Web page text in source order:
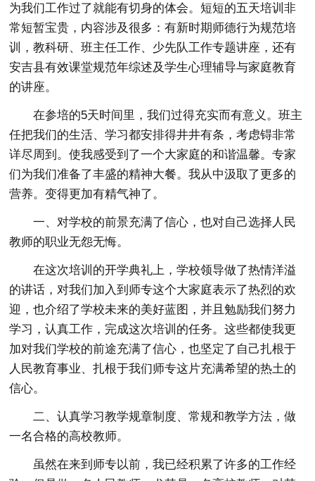
为我们工作过了就能有切身的体会。短短的五天培训非
常短暂宝贵，内容涉及很多：有新时期师德行为规范培
训，教科研、班主任工作、少先队工作专题讲座，还有
安吉县有效课堂规范年综述及学生心理辅导与家庭教育
的讲座。
在参培的5天时间里，我们过得充实而有意义。班主
任把我们的生活、学习都安排得井井有条，考虑锝非常
详尽周到。使我感受到了一个大家庭的和谐温馨。专家
们为我们准备了丰盛的精神大餐。我从中汲取了更多的
营养。变得更加有精气神了。
一、对学校的前景充满了信心，也对自己选择人民
教师的职业无怨无悔。
在这次培训的开学典礼上，学校领导做了热情洋溢
的讲话，对我们加入到师专这个大家庭表示了热烈的欢
迎，也介绍了学校未来的美好蓝图，并且勉励我们努力
学习，认真工作，完成这次培训的任务。这些都使我更
加对我们学校的前途充满了信心，也坚定了自己扎根于
人民教育事业、扎根于我们师专这片充满希望的热土的
信心。
二、认真学习教学规章制度、常规和教学方法，做
一名合格的高校教师。
虽然在来到师专以前，我已经积累了许多的工作经